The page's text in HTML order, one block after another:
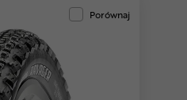
Porównaj